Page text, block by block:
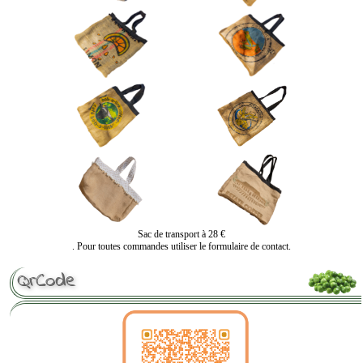
Sac de transport à 28 €
. Pour toutes commandes utiliser le formulaire de contact.
QrCode